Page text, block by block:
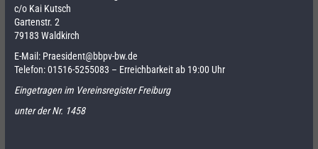
c/o Kai Kutsch
Gartenstr. 2
79183 Waldkirch
E-Mail: Praesident@bbpv-bw.de
Telefon:01516-5255083 – Erreichbarkeit ab 19:00 Uhr
Eingetragen im Vereinsregister Freiburg
unter der Nr. 1458